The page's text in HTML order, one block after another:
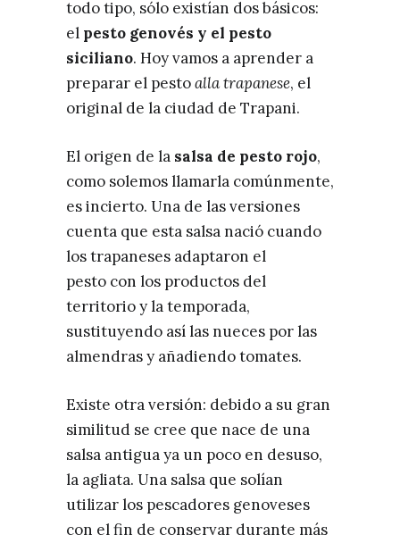
todo tipo, sólo existían dos básicos:
el pesto genovés y el pesto
siciliano. Hoy vamos a aprender a
preparar el pestoalla trapanese, el
original de la ciudad de Trapani.
El origen de la salsa de pesto rojo,
como solemos llamarla comúnmente,
es incierto. Una de las versiones
cuenta que esta salsa nació cuando
los trapaneses adaptaron el
pesto con los productos del
territorio y la temporada,
sustituyendo así las nueces por las
almendras y añadiendo tomates.
Existe otra versión: debido a su gran
similitud se cree que nace de una
salsa antigua ya un poco en desuso,
la agliata. Una salsa que solían
utilizar los pescadores genoveses
con el fin de conservar durante más